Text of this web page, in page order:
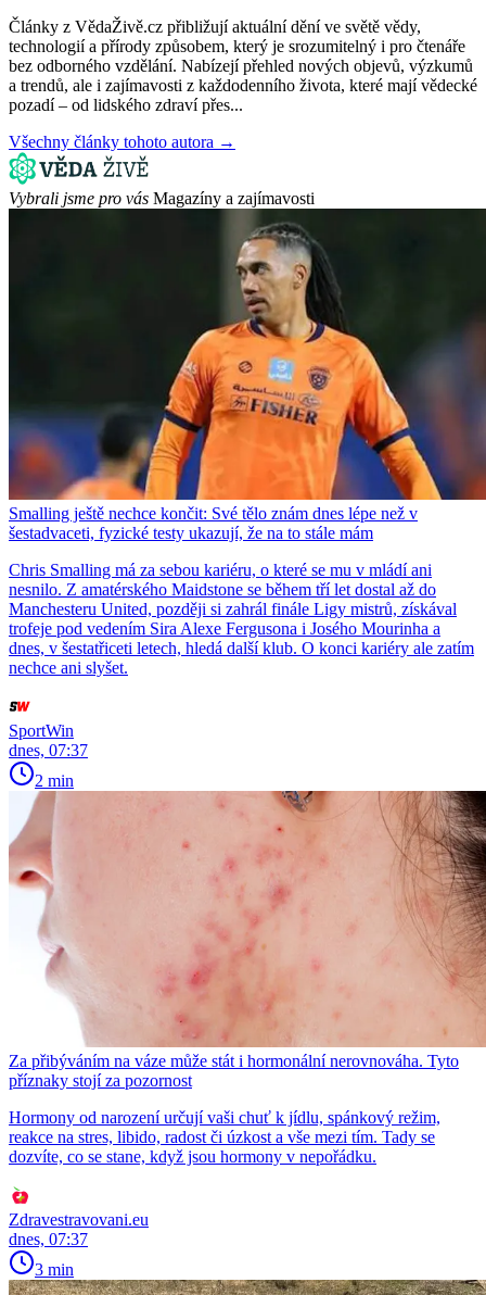
Články z VědaŽivě.cz přibližují aktuální dění ve světě vědy,
technologií a přírody způsobem, který je srozumitelný i pro čtenáře
bez odborného vzdělání. Nabízejí přehled nových objevů, výzkumů
a trendů, ale i zajímavosti z každodenního života, které mají vědecké
pozadí – od lidského zdraví přes...
Všechny články tohoto autora →
Vybrali jsme pro vás Magazíny a zajímavosti
Smalling ještě nechce končit: Své tělo znám dnes lépe než v
šestadvaceti, fyzické testy ukazují, že na to stále mám
Chris Smalling má za sebou kariéru, o které se mu v mládí ani
nesnilo. Z amatérského Maidstone se během tří let dostal až do
Manchesteru United, později si zahrál finále Ligy mistrů, získával
trofeje pod vedením Sira Alexe Fergusona i Josého Mourinha a
dnes, v šestatřiceti letech, hledá další klub. O konci kariéry ale zatím
nechce ani slyšet.
SportWin
dnes, 07:37
2 min
Za přibýváním na váze může stát i hormonální nerovnováha. Tyto
příznaky stojí za pozornost
Hormony od narození určují vaši chuť k jídlu, spánkový režim,
reakce na stres, libido, radost či úzkost a vše mezi tím. Tady se
dozvíte, co se stane, když jsou hormony v nepořádku.
Zdravestravovani.eu
dnes, 07:37
3 min